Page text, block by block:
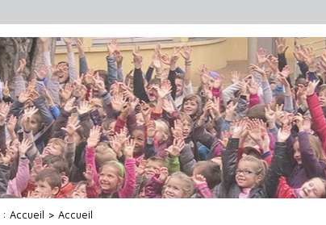
:Accueil > Accueil